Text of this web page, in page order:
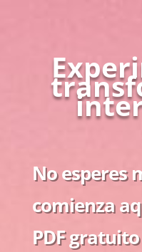
No esperes
comienza
PDF